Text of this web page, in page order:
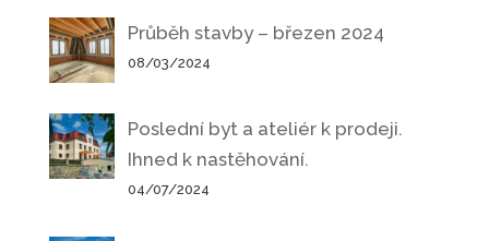
Průběh stavby – březen 2024
08/03/2024
Poslední byt a ateliér k prodeji.
Ihned k nastěhování.
04/07/2024